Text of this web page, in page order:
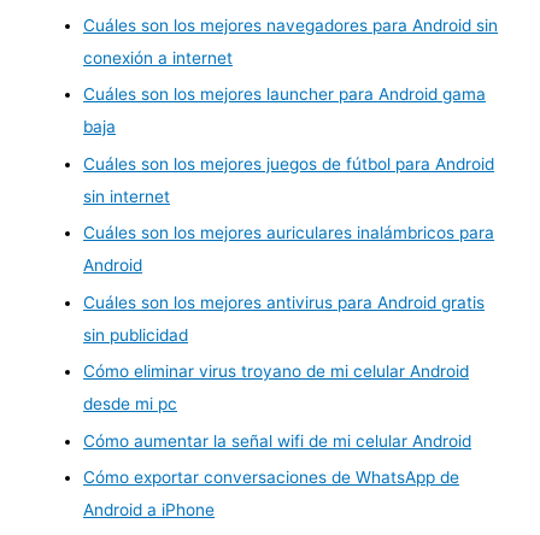
Cuáles son los mejores navegadores para Android sin
conexión a internet
Cuáles son los mejores launcher para Android gama
baja
Cuáles son los mejores juegos de fútbol para Android
sin internet
Cuáles son los mejores auriculares inalámbricos para
Android
Cuáles son los mejores antivirus para Android gratis
sin publicidad
Cómo eliminar virus troyano de mi celular Android
desde mi pc
Cómo aumentar la señal wifi de mi celular Android
Cómo exportar conversaciones de WhatsApp de
Android a iPhone